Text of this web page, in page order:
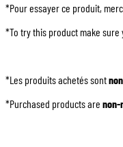
*Pour essayer ce produit,
*To try this product make sure
*Les produits achetés sont
*Purchased products are non-